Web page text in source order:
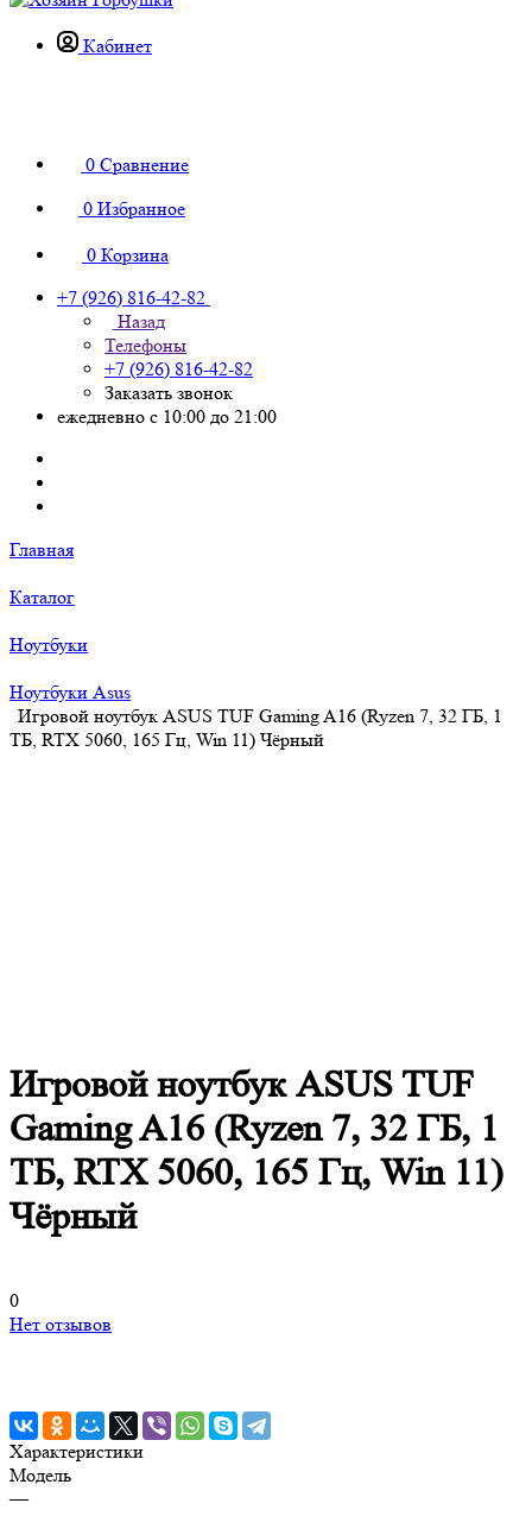
Кабинет
0 Сравнение
0 Избранное
0 Корзина
+7 (926) 816-42-82
Назад
Телефоны
+7 (926) 816-42-82
Заказать звонок
ежедневно с 10:00 до 21:00
Главная
Каталог
Ноутбуки
Ноутбуки Asus
Игровой ноутбук ASUS TUF Gaming A16 (Ryzen 7, 32 ГБ, 1
ТБ, RTX 5060, 165 Гц, Win 11) Чёрный
Игровой ноутбук ASUS TUF
Gaming A16 (Ryzen 7, 32 ГБ, 1
ТБ, RTX 5060, 165 Гц, Win 11)
Чёрный
0
Нет отзывов
Характеристики
Модель
—